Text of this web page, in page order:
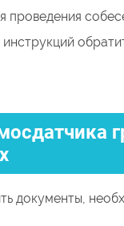
проведения
документы,